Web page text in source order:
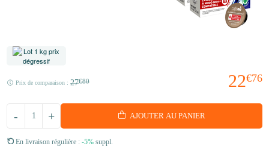
22€76
Prix de comparaison : 27€80
+
- AJOUTER AU PANIER
En livraison régulière : -5% suppl.